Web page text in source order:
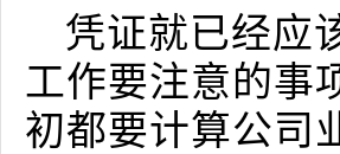
凭证就已经应
工作要注意的事
初都要计算公司